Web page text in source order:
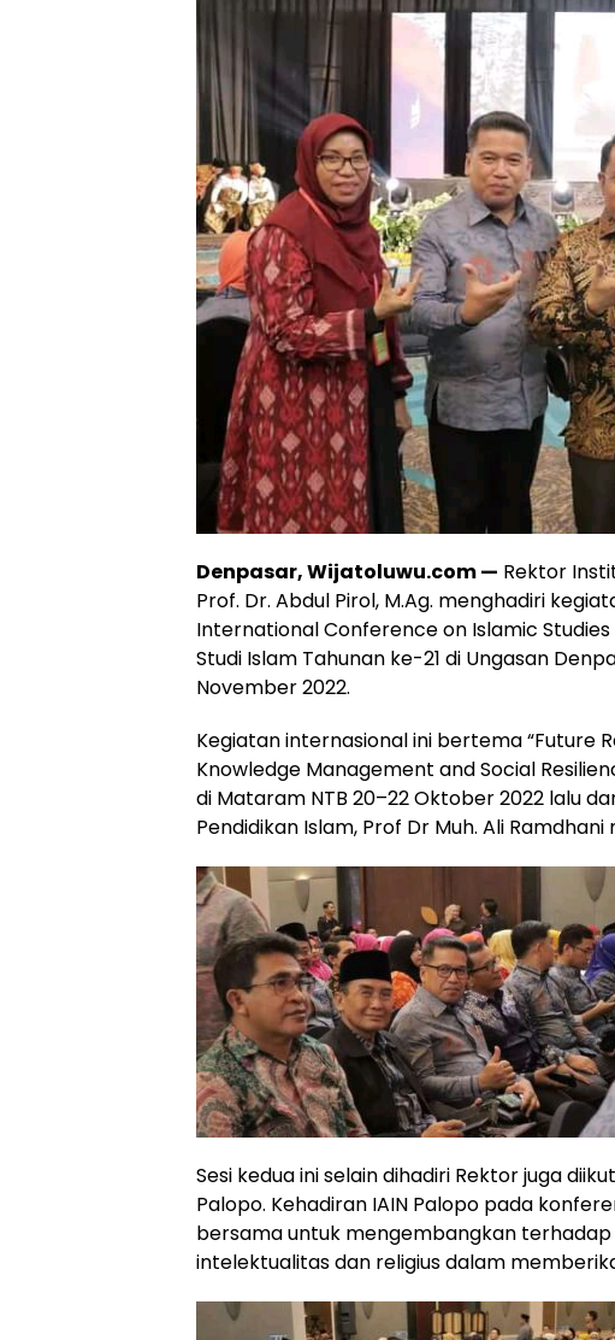
Denpasar, Wijatoluwu.com — Rektor
Prof. Dr. Abdul Pirol, M.Ag. menghadiri
International Conference on Islamic
Studi Islam Tahunan ke-21 di Ungasan
November 2022.
Kegiatan internasional ini bertema “Future
Knowledge Management and Social
di Mataram NTB 20–22 Oktober 2022 lalu
Pendidikan Islam, Prof Dr Muh. Ali
Sesi kedua ini selain dihadiri Rektor juga
Palopo. Kehadiran IAIN Palopo pada
bersama untuk mengembangkan
intelektualitas dan religius dalam